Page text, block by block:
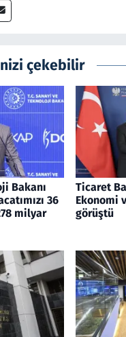
çekebilir
Bakanı
36
milyar
Ticaret
Ekonomi
görüştü